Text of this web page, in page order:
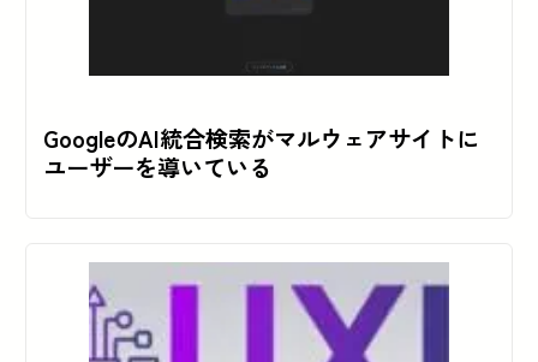
GoogleのAI統合検索がマルウェアサイトに
ユーザーを導いている